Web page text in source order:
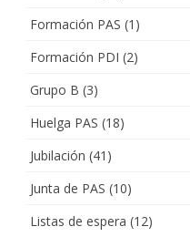
Formación PAS (1)
Formación PDI (2)
Grupo B (3)
Huelga PAS (18)
Jubilación (41)
Junta de PAS (10)
Listas de espera (12)